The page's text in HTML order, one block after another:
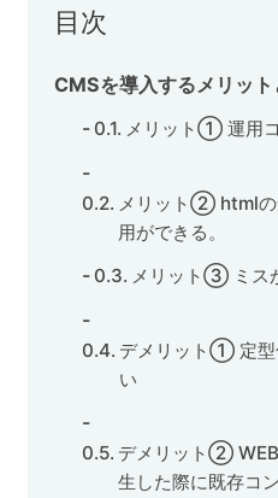
セミナー
株式会社メディックス
お問い合わせ
プライバシーポリシー
目次
CMSを導入するメリット
メリット① 運用
メリット② htmlの
用ができる。
メリット③ ミス
デメリット① 定型
い
デメリット②
生した際に既存コ